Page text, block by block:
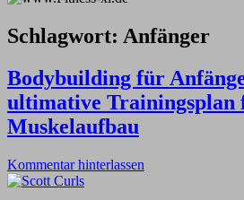
Schlagwort: Anfänger
Bodybuilding für
ultimative Trainingsplan
Muskelaufbau
Kommentar hinterlassen